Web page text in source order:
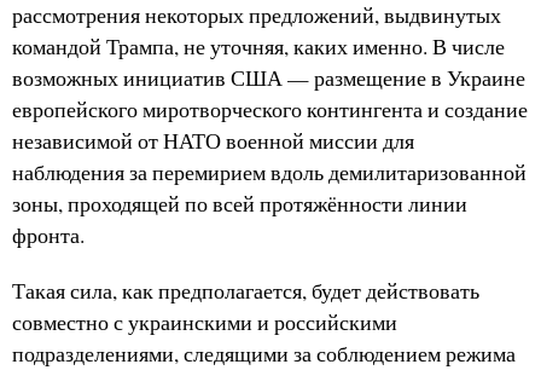
рассмотрения некоторых предложений, выдвинутых
командой Трампа, не уточняя, каких именно. В числе
возможных инициатив США — размещение в Украине
европейского миротворческого контингента и создание
независимой от НАТО военной миссии для
наблюдения за перемирием вдоль демилитаризованной
зоны, проходящей по всей протяжённости линии
фронта.
Такая сила, как предполагается, будет действовать
совместно с украинскими и российскими
подразделениями, следящими за соблюдением режима